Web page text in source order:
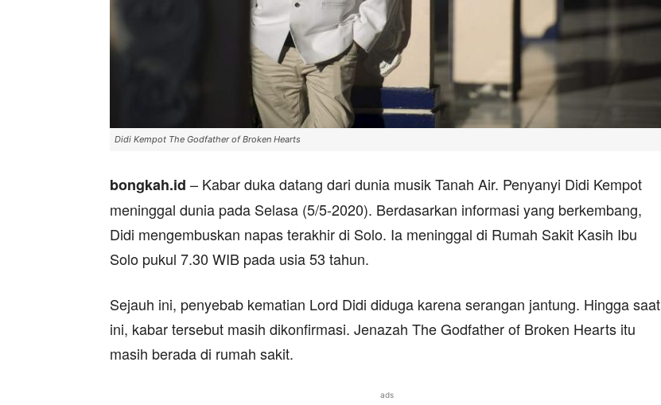
Didi Kempot The Godfather of Broken Hearts
bongkah.id – Kabar duka datang dari dunia musik Tanah Air. Penyanyi Didi Kempot
meninggal dunia pada Selasa (5/5-2020). Berdasarkan informasi yang berkembang,
Didi mengembuskan napas terakhir di Solo. Ia meninggal di Rumah Sakit Kasih Ibu
Solo pukul 7.30 WIB pada usia 53 tahun.
Sejauh ini, penyebab kematian Lord Didi diduga karena serangan jantung. Hingga saat
ini, kabar tersebut masih dikonfirmasi. Jenazah The Godfather of Broken Hearts itu
masih berada di rumah sakit.
ads